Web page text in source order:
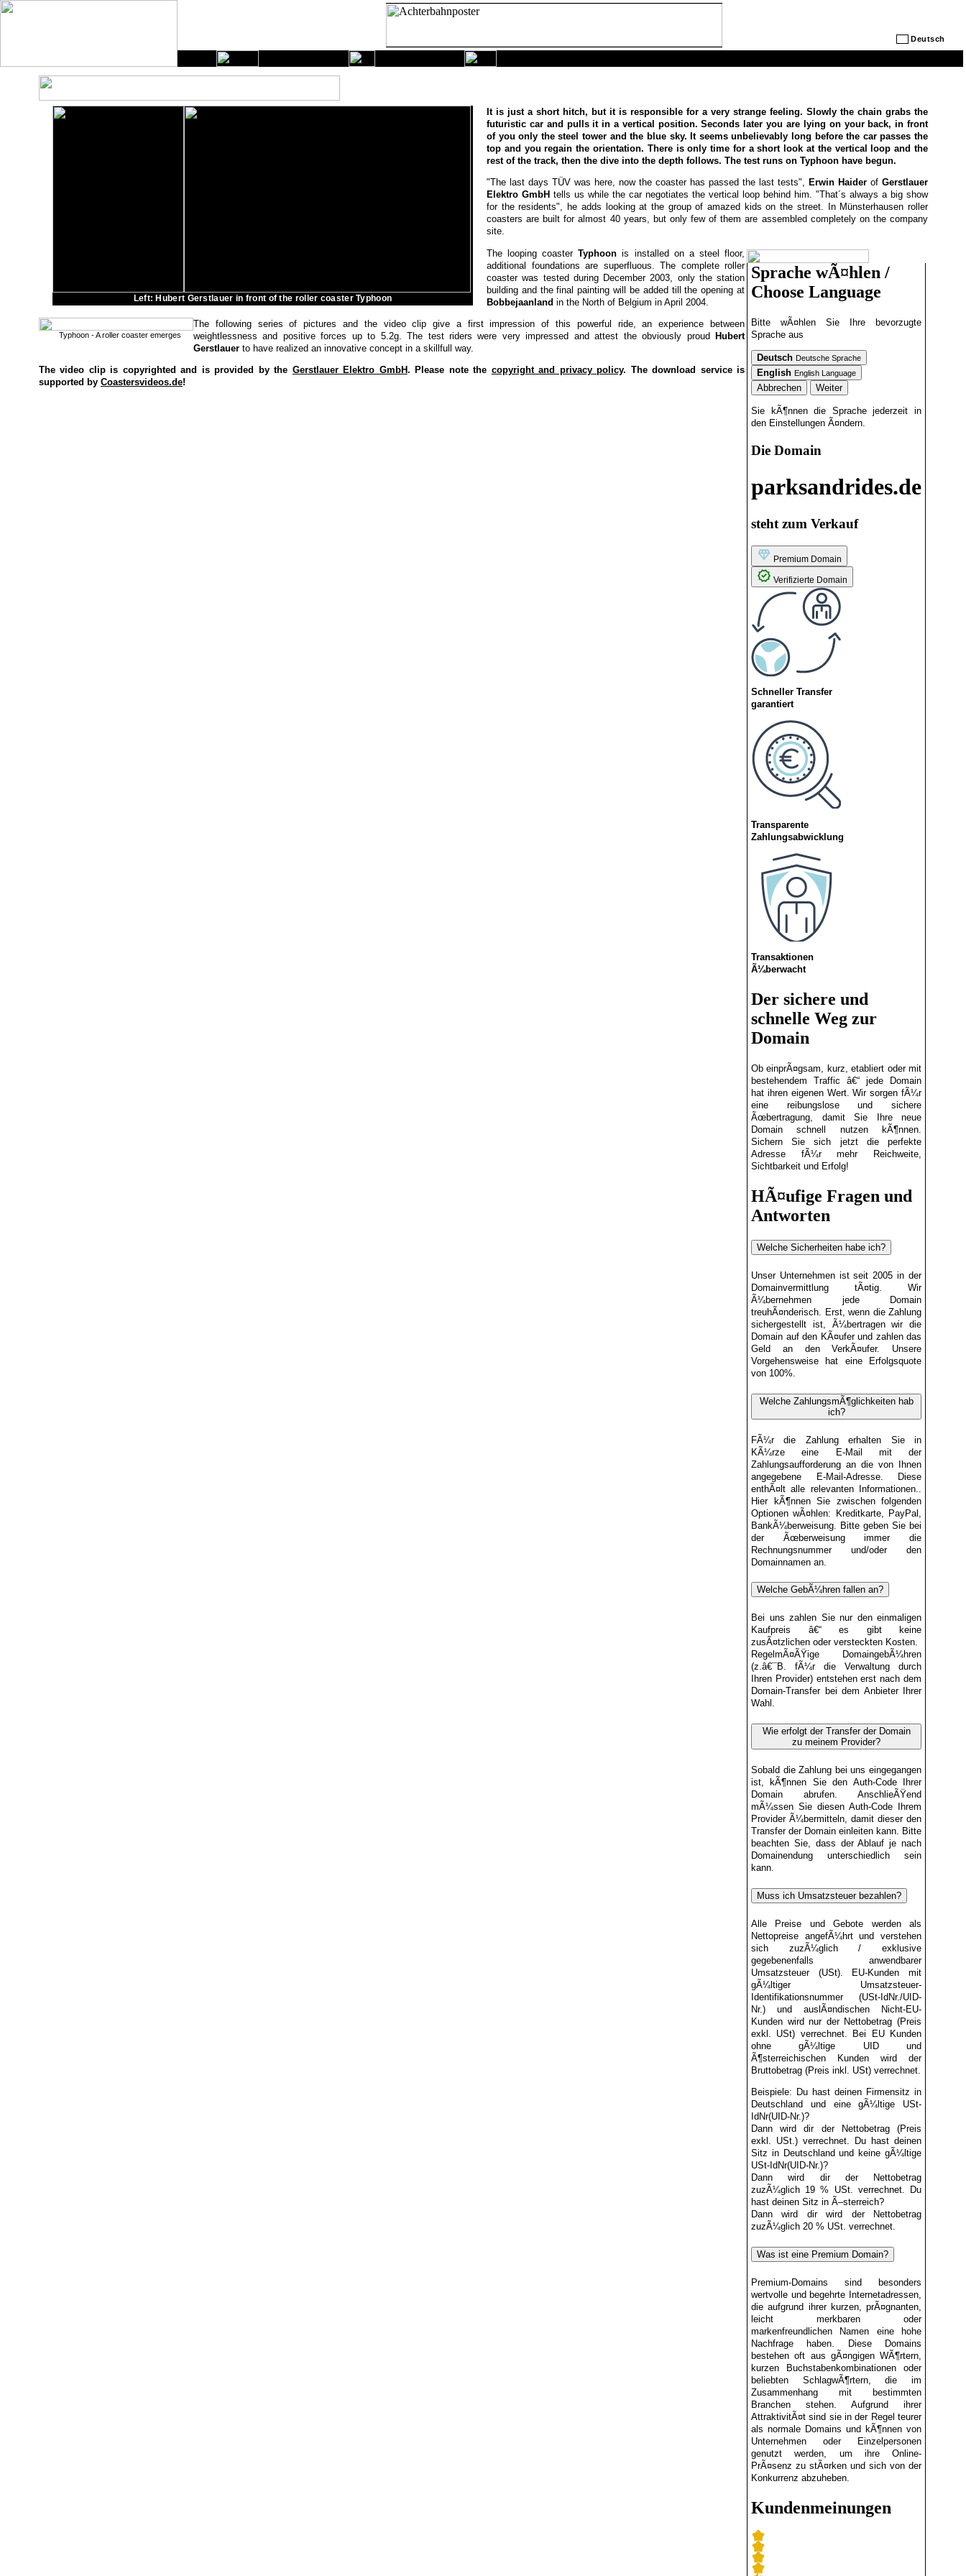
Deutsch
Left: Hubert Gerstlauer in front of the roller coaster Typhoon
It is just a short hitch, but it is responsible for a very strange feeling. Slowly the chain grabs the
futuristic car and pulls it in a vertical position. Seconds later you are lying on your back, in front
of you only the steel tower and the blue sky. It seems unbelievably long before the car passes the
top and you regain the orientation. There is only time for a short look at the vertical loop and the
rest of the track, then the dive into the depth follows. The test runs on Typhoon have begun.
"The last days TÜV was here, now the coaster has passed the last tests", Erwin Haider of Gerstlauer
Elektro GmbH tells us while the car negotiates the vertical loop behind him. "That´s always a big show
for the residents", he adds looking at the group of amazed kids on the street. In Münsterhausen roller
coasters are built for almost 40 years, but only few of them are assembled completely on the company
site.
Sprache wÃ¤hlen /
Choose Language
Bitte wÃ¤hlen Sie Ihre bevorzugte
Sprache aus
Deutsch Deutsche Sprache
English English Language
Abbrechen Weiter
Sie kÃ¶nnen die Sprache jederzeit in
den Einstellungen Ã¤ndern.
Die Domain
parksandrides.de
steht zum Verkauf
Premium Domain
Verifizierte Domain
Schneller Transfer
garantiert
Transparente
Zahlungsabwicklung
Transaktionen
Ã¼berwacht
Der sichere und
schnelle Weg zur
Domain
Ob einprÃ¤gsam, kurz, etabliert oder mit
bestehendem Traffic â€“ jede Domain
hat ihren eigenen Wert. Wir sorgen fÃ¼r
eine reibungslose und sichere
Ãœbertragung, damit Sie Ihre neue
Domain schnell nutzen kÃ¶nnen.
Sichern Sie sich jetzt die perfekte
Adresse fÃ¼r mehr Reichweite,
Sichtbarkeit und Erfolg!
HÃ¤ufige Fragen und
Antworten
Welche Sicherheiten habe ich?
Unser Unternehmen ist seit 2005 in der
Domainvermittlung tÃ¤tig. Wir
Ã¼bernehmen jede Domain
treuhÃ¤nderisch. Erst, wenn die Zahlung
sichergestellt ist, Ã¼bertragen wir die
Domain auf den KÃ¤ufer und zahlen das
Geld an den VerkÃ¤ufer. Unsere
Vorgehensweise hat eine Erfolgsquote
von 100%.
Welche ZahlungsmÃ¶glichkeiten hab
ich?
FÃ¼r die Zahlung erhalten Sie in
KÃ¼rze eine E-Mail mit der
Zahlungsaufforderung an die von Ihnen
angegebene E-Mail-Adresse. Diese
enthÃ¤lt alle relevanten Informationen..
Hier kÃ¶nnen Sie zwischen folgenden
Optionen wÃ¤hlen: Kreditkarte, PayPal,
BankÃ¼berweisung. Bitte geben Sie bei
der Ãœberweisung immer die
Rechnungsnummer und/oder den
Domainnamen an.
Welche GebÃ¼hren fallen an?
Bei uns zahlen Sie nur den einmaligen
Kaufpreis â€“ es gibt keine
zusÃ¤tzlichen oder versteckten Kosten.
RegelmÃ¤ÃŸige DomaingebÃ¼hren
(z.â€¯B. fÃ¼r die Verwaltung durch
Ihren Provider) entstehen erst nach dem
Domain-Transfer bei dem Anbieter Ihrer
Wahl.
Wie erfolgt der Transfer der Domain
zu meinem Provider?
Sobald die Zahlung bei uns eingegangen
ist, kÃ¶nnen Sie den Auth-Code Ihrer
Domain abrufen. AnschlieÃŸend
mÃ¼ssen Sie diesen Auth-Code Ihrem
Provider Ã¼bermitteln, damit dieser den
Transfer der Domain einleiten kann. Bitte
beachten Sie, dass der Ablauf je nach
Domainendung unterschiedlich sein
kann.
Muss ich Umsatzsteuer bezahlen?
Alle Preise und Gebote werden als
Nettopreise angefÃ¼hrt und verstehen
sich zuzÃ¼glich / exklusive
gegebenenfalls anwendbarer
Umsatzsteuer (USt). EU-Kunden mit
gÃ¼ltiger Umsatzsteuer-
Identifikationsnummer (USt-IdNr./UID-
Nr.) und auslÃ¤ndischen Nicht-EU-
Kunden wird nur der Nettobetrag (Preis
exkl. USt) verrechnet. Bei EU Kunden
ohne gÃ¼ltige UID und
Ã¶sterreichischen Kunden wird der
Bruttobetrag (Preis inkl. USt) verrechnet.
Beispiele: Du hast deinen Firmensitz in
Deutschland und eine gÃ¼ltige USt-
IdNr(UID-Nr.)?
Dann wird dir der Nettobetrag (Preis
exkl. USt.) verrechnet. Du hast deinen
Sitz in Deutschland und keine gÃ¼ltige
USt-IdNr(UID-Nr.)?
Dann wird dir der Nettobetrag
zuzÃ¼glich 19 % USt. verrechnet. Du
hast deinen Sitz in Ã–sterreich?
Dann wird dir wird der Nettobetrag
zuzÃ¼glich 20 % USt. verrechnet.
Was ist eine Premium Domain?
Premium-Domains sind besonders
wertvolle und begehrte Internetadressen,
die aufgrund ihrer kurzen, prÃ¤gnanten,
leicht merkbaren oder
markenfreundlichen Namen eine hohe
Nachfrage haben. Diese Domains
bestehen oft aus gÃ¤ngigen WÃ¶rtern,
kurzen Buchstabenkombinationen oder
beliebten SchlagwÃ¶rtern, die im
Zusammenhang mit bestimmten
Branchen stehen. Aufgrund ihrer
AttraktivitÃ¤t sind sie in der Regel teurer
als normale Domains und kÃ¶nnen von
Unternehmen oder Einzelpersonen
genutzt werden, um ihre Online-
PrÃ¤senz zu stÃ¤rken und sich von der
Konkurrenz abzuheben.
Kundenmeinungen
The looping coasterTyphoon is installed on a steel floor,
additional foundations are superfluous. The complete roller
coaster was tested during December 2003, only the station
building and the final painting will be added till the opening at
Bobbejaanland in the North of Belgium in April 2004.
Typhoon - A roller coaster emerges
The following series of pictures and the video clip give a first impression of this powerful ride, an experience between
weightlessness and positive forces up to 5.2g. The test riders were very impressed and attest the obviously proud
Hubert
Gerstlauer to have realized an innovative concept in a skillfull way.
The video clip is copyrighted and is provided by the Gerstlauer Elektro GmbH. Please note the copyright and privacy policy. The download service is
supported by Coastersvideos.de!